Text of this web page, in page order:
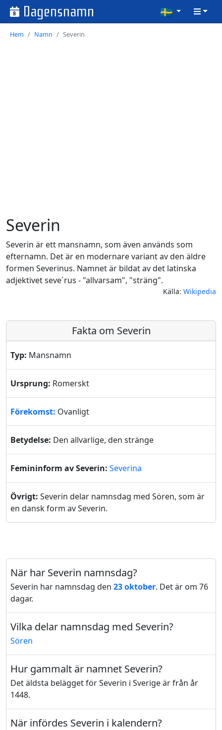
8 Dagensnamn
Hem Namn Severin
Severin
Severin är ett mansnamn, som även används som
efternamn. Det är en modernare variant av den äldre
formen Severinus. Namnet är bildat av det latinska
adjektivet seve´rus - "allvarsam", "sträng".
Källa: Wikipedia
Fakta om Severin
Typ: Mansnamn
Ursprung: Romerskt
Förekomst: Ovanligt
Betydelse: Den allvarlige, den stränge
Femininform av Severin: Severina
Övrigt: Severin delar namnsdag med Sören, som är
en dansk form av Severin.
När har Severin namnsdag?
Severin har namnsdag den 23 oktober. Det är om 76
dagar.
Vilka delar namnsdag med Severin?
Sören
Hur gammalt är namnet Severin?
Det äldsta belägget för Severin i Sverige är från år
1448.
När infördes Severin i kalendern?